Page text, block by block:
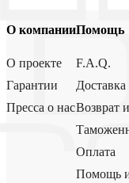
О компании
О проекте
Гарантии
Пресса о нас
Помощь
F.A.Q.
Доставка
Возврат
Оплата
Помощь